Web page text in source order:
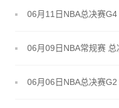
06月11日NBA总决赛G4
06月09日NBA常规赛 总
06月06日NBA总决赛G2